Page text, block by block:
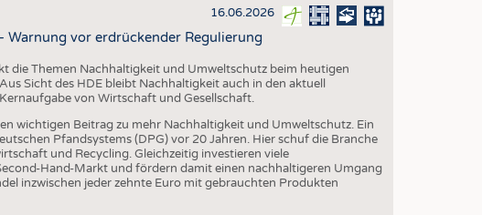
NACHHALTIGKEIT
KREISLAUFWIRTSCHAFT
TECHNISCHE TEXTILIEN
SMART TEXTILES
MEDIZIN
HAUS- UND HEIMTEXTILIEN
16.06.2026
Warnung vor erdrückender Regulierung
die Themen Nachhaltigkeit und Umweltschutz beim heutigen
Sicht des HDE bleibt Nachhaltigkeit auch in den aktuell
von Wirtschaft und Gesellschaft.
wichtigen Beitrag zu mehr Nachhaltigkeit und Umweltschutz. Ein
Pfandsystems (DPG) vor 20 Jahren. Hier schuf die Branche
und Recycling. Gleichzeitig investieren viele
Hand-Markt und fördern damit einen nachhaltigeren Umgang
inzwischen jeder zehnte Euro mit gebrauchten Produkten